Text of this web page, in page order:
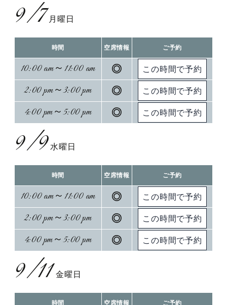
9/7 月曜日
時間 空席情報 ご予約
10:00 am～11:00 am ◎
2:00 pm～3:00 pm ◎
4:00 pm～5:00 pm ◎
9/9 水曜日
時間 空席情報 ご予約
10:00 am～11:00 am ◎
2:00 pm～3:00 pm ◎
4:00 pm～5:00 pm ◎
9/11 金曜日
時間 空席情報 ご予約